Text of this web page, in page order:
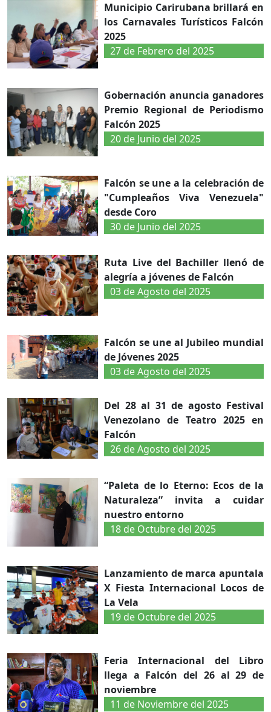
Municipio Carirubana brillará en
los Carnavales Turísticos Falcón
2025
27 de Febrero del 2025
Gobernación anuncia ganadores
Premio Regional de Periodismo
Falcón 2025
20 de Junio del 2025
Falcón se une a la celebración de
"Cumpleaños Viva Venezuela"
desde Coro
30 de Junio del 2025
Ruta Live del Bachiller llenó de
alegría a jóvenes de Falcón
03 de Agosto del 2025
Falcón se une al Jubileo mundial
de Jóvenes 2025
03 de Agosto del 2025
Del 28 al 31 de agosto Festival
Venezolano de Teatro 2025 en
Falcón
26 de Agosto del 2025
“Paleta de lo Eterno: Ecos de la
Naturaleza” invita a cuidar
nuestro entorno
18 de Octubre del 2025
Lanzamiento de marca apuntala
X Fiesta Internacional Locos de
La Vela
19 de Octubre del 2025
Feria Internacional del Libro
llega a Falcón del 26 al 29 de
noviembre
11 de Noviembre del 2025